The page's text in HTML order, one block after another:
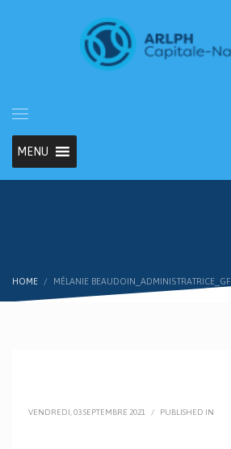
MENU
HOME MÉLANIE BEAUDOIN_ADMINISTRATRICE_GF
VENDREDI, 03 SEPTEMBRE 2021 / PUBLISHED IN